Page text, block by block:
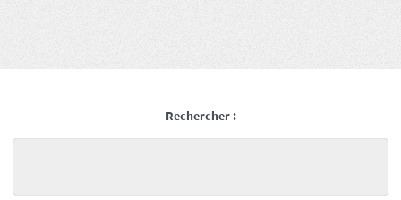
Rechercher :